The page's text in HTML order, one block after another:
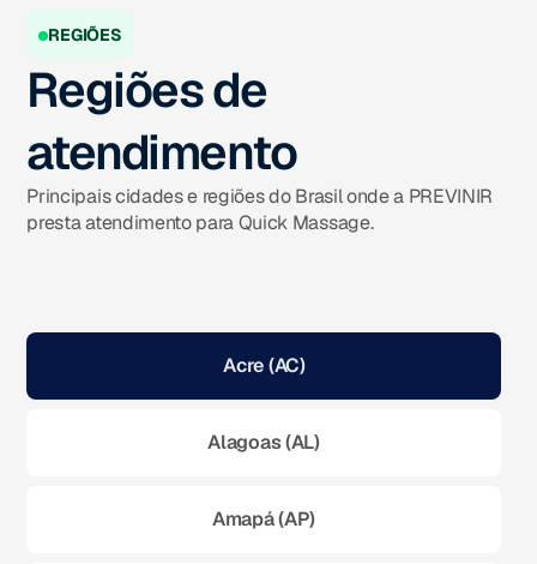
REGIÕES
Regiões de
atendimento
Principais cidades e regiões do Brasil onde a PREVINIR
presta atendimento para Quick Massage.
Acre (AC)
Alagoas (AL)
Amapá (AP)